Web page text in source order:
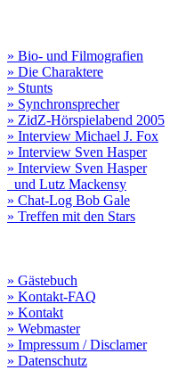
» Bio- und Filmografien
» Die Charaktere
» Stunts
» Synchronsprecher
» ZidZ-Hörspielabend 2005
» Interview Michael J. Fox
» Interview Sven Hasper
» Interview Sven Hasper
und Lutz Mackensy
» Chat-Log Bob Gale
» Treffen mit den Stars
» Gästebuch
» Kontakt-FAQ
» Kontakt
» Webmaster
» Impressum / Disclamer
» Datenschutz